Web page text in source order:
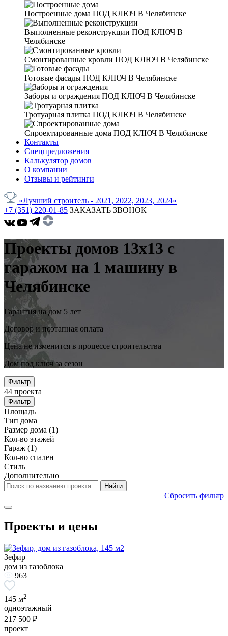
Построенные дома ПОД КЛЮЧ В Челябинске
Выполненные реконструкции ПОД КЛЮЧ В
Челябинске
Смонтированные кровли ПОД КЛЮЧ В Челябинске
Готовые фасады ПОД КЛЮЧ В Челябинске
Заборы и ограждения ПОД КЛЮЧ В Челябинске
Тротуарная плитка ПОД КЛЮЧ В Челябинске
Спроектированные дома ПОД КЛЮЧ В Челябинске
Контакты
Спецпредложения
Калькулятор домов
О компании
Отзывы и рейтинги
«Лучший строитель - 2021, 2022, 2023, 2024»
+7 (351) 220-01-85 ЗАКАЗАТЬ ЗВОНОК
Проекты домов 13x13 с
гаражом на 1 машину в
Челябинске
Гарантия на дом 5 лет
Договор и поэтапная оплата
Цена не изменится в процессе строительства
Дом под ключ за сезон
Фильтр
44 проекта
Фильтр
Площадь
Тип дома
Размер дома (1)
Кол-во этажей
Гараж (1)
Кол-во спален
Стиль
Дополнительно
Сбросить фильтр
Проекты и цены
Зефир
дом из газоблока
963
145 м2
одноэтажный
217 500 ₽
проект